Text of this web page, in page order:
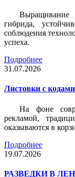
Выращивание
гибрида,
соблюдения
успеха.
Подробнее
31.07.2026
Листовки c
На фоне
рекламой,
оказываются в
Подробнее
19.07.2026
РАЗВЕДКИ В